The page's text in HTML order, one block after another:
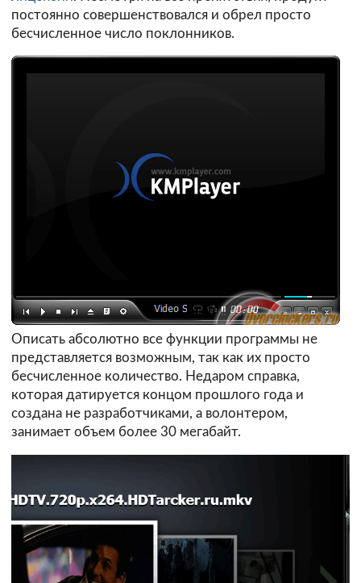
постоянно совершенствовался и обрел просто
бесчисленное число поклонников.
Описать абсолютно все функции программы не
представляется возможным, так как их просто
бесчисленное количество. Недаром справка,
которая датируется концом прошлого года и
создана не разработчиками, а волонтером,
занимает объем более 30 мегабайт.